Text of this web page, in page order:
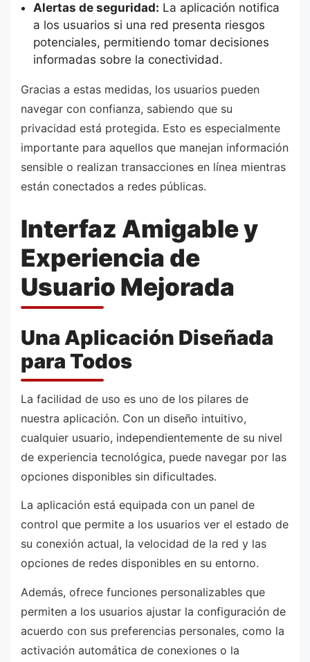
Alertas de seguridad: La aplicación notifica
a los usuarios si una red presenta riesgos
potenciales, permitiendo tomar decisiones
informadas sobre la conectividad.
Gracias a estas medidas, los usuarios pueden
navegar con confianza, sabiendo que su
privacidad está protegida. Esto es especialmente
importante para aquellos que manejan información
sensible o realizan transacciones en línea mientras
están conectados a redes públicas.
Interfaz Amigable y
Experiencia de
Usuario Mejorada
Una Aplicación Diseñada
para Todos
La facilidad de uso es uno de los pilares de
nuestra aplicación. Con un diseño intuitivo,
cualquier usuario, independientemente de su nivel
de experiencia tecnológica, puede navegar por las
opciones disponibles sin dificultades.
La aplicación está equipada con un panel de
control que permite a los usuarios ver el estado de
su conexión actual, la velocidad de la red y las
opciones de redes disponibles en su entorno.
Además, ofrece funciones personalizables que
permiten a los usuarios ajustar la configuración de
acuerdo con sus preferencias personales, como la
activación automática de conexiones o la